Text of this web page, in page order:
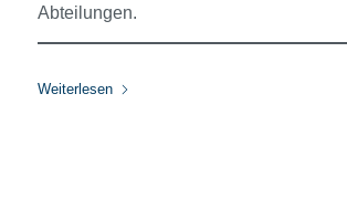
Abteilungen.
Weiterlesen